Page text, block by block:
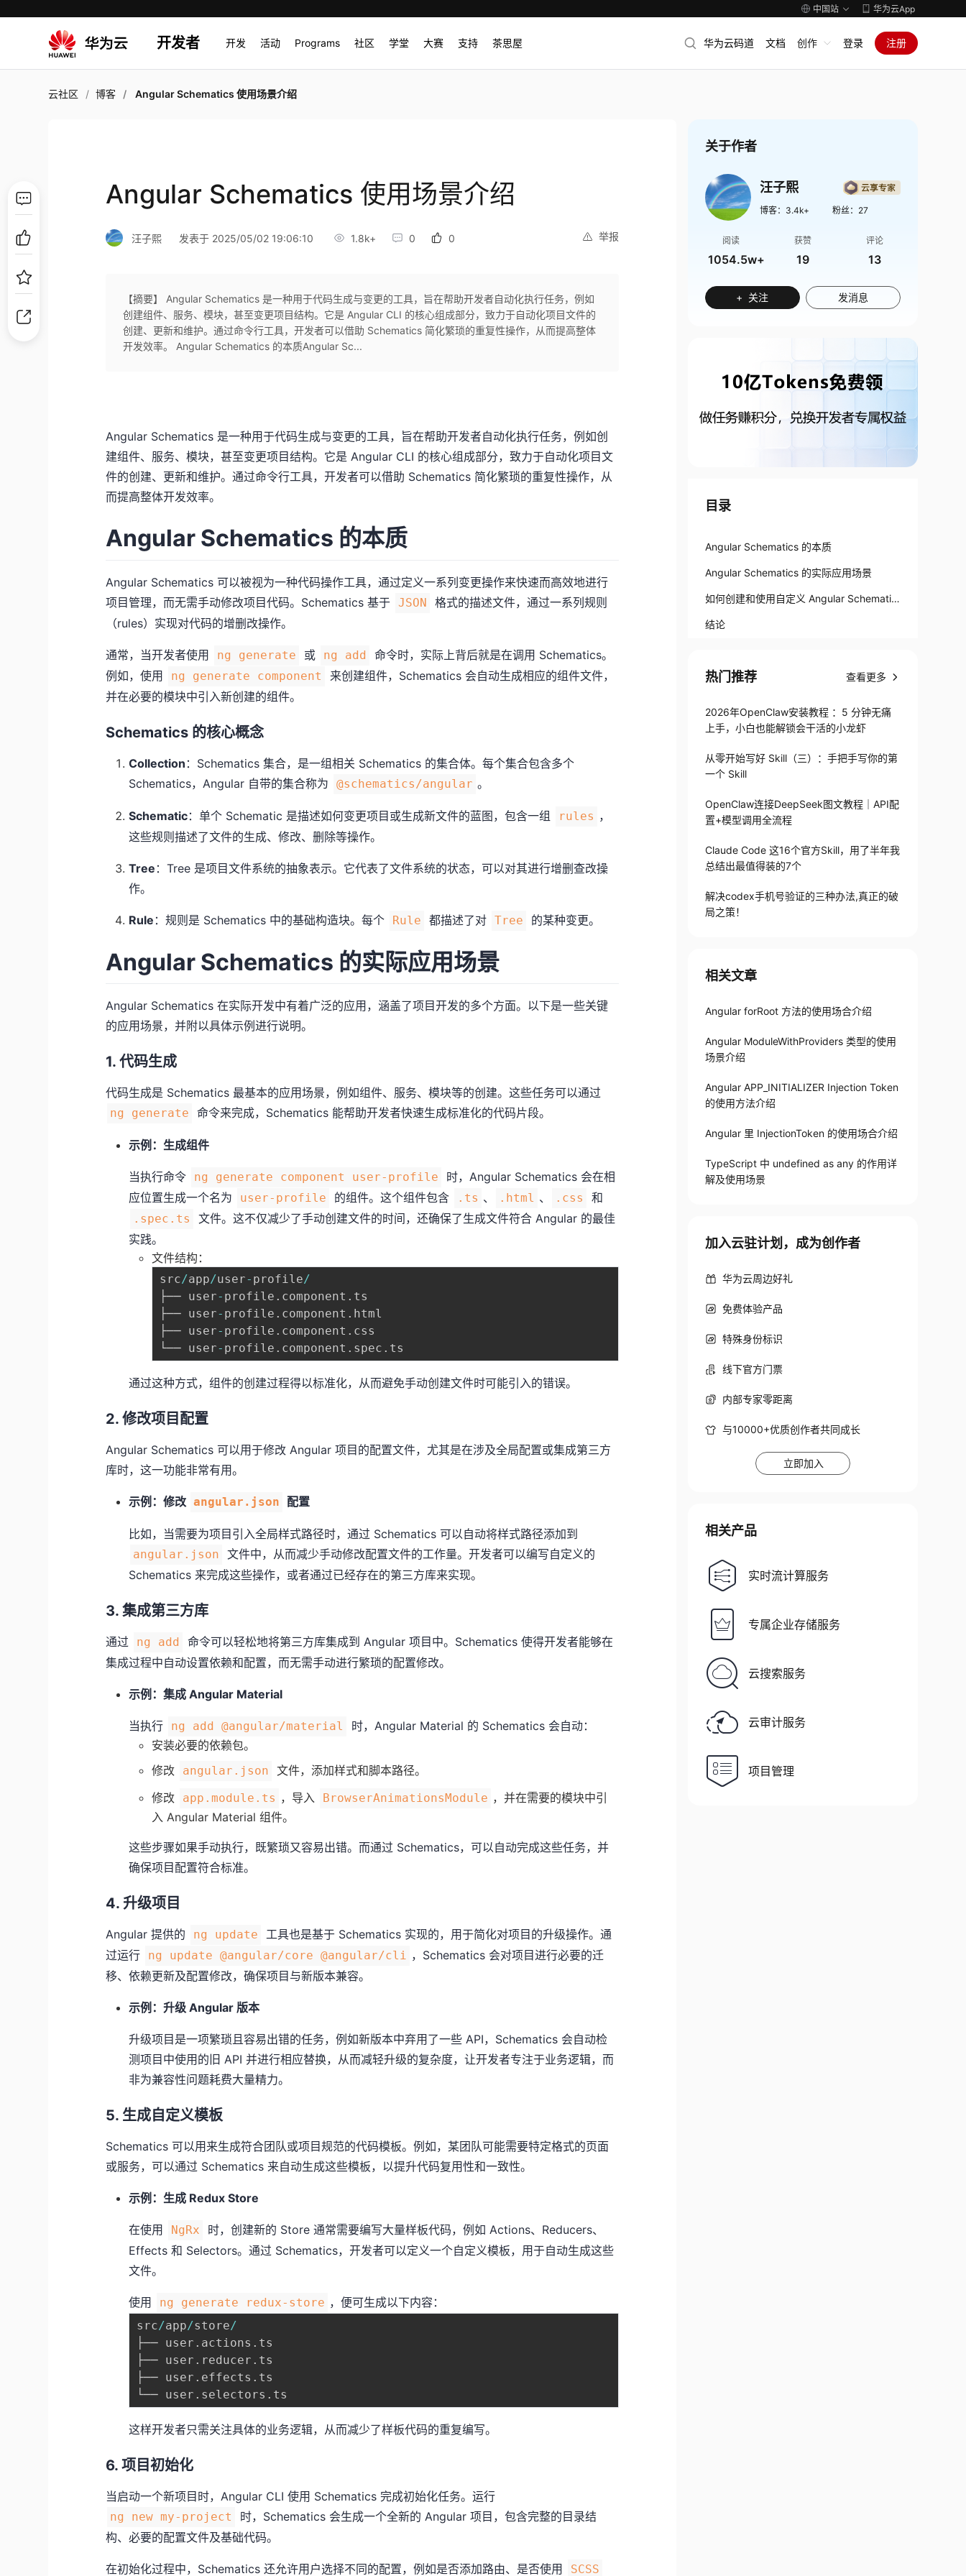
中国站 华为云App
开发者 开发 活动 Programs 社区 学堂 大赛 支持 茶思屋 华为云码道 文档 创作 登录 注册
云社区 博客 Angular Schematics 使用场景介绍
Angular Schematics 使用场景介绍
举报
汪子熙 发表于 2025/05/02 19:06:10 1.8k+ 0 0
【摘要】 Angular Schematics 是一种用于代码生成与变更的工具，旨在帮助开发者自动化执行任务，例如
创建组件、服务、模块，甚至变更项目结构。它是 Angular CLI 的核心组成部分，致力于自动化项目文件的
创建、更新和维护。通过命令行工具，开发者可以借助 Schematics 简化繁琐的重复性操作，从而提高整体
开发效率。 Angular Schematics 的本质Angular Sc...
Angular Schematics 是一种用于代码生成与变更的工具，旨在帮助开发者自动化执行任务，例如创
建组件、服务、模块，甚至变更项目结构。它是 Angular CLI 的核心组成部分，致力于自动化项目文
件的创建、更新和维护。通过命令行工具，开发者可以借助 Schematics 简化繁琐的重复性操作，从
而提高整体开发效率。
Angular Schematics 的本质
Angular Schematics 可以被视为一种代码操作工具，通过定义一系列变更操作来快速而高效地进行
项目管理，而无需手动修改项目代码。Schematics 基于 JSON
格式的描述文件，通过一系列规则
（rules）实现对代码的增删改操作。
通常，当开发者使用 ng generate 或 ng add
命令时，实际上背后就是在调用 Schematics。
例如，使用
ng generate component
来创建组件，Schematics 会自动生成相应的组件文件，
并在必要的模块中引入新创建的组件。
Schematics 的核心概念
Collection ：Schematics 集合，是一组相关 Schematics 的集合体。每个集合包含多个
Schematics，Angular 自带的集合称为
@schematics/angular 。
Schematic：单个 Schematic 是描述如何变更项目或生成新文件的蓝图，包含一组 rules ，
这些规则描述了文件的生成、修改、删除等操作。
Tree ：Tree 是项目文件系统的抽象表示。它代表了文件系统的状态，可以对其进行增删查改操
作。
Rule ：规则是 Schematics 中的基础构造块。每个 Rule 都描述了对 Tree 的某种变更。
Angular Schematics 的实际应用场景
Angular Schematics 在实际开发中有着广泛的应用，涵盖了项目开发的多个方面。以下是一些关键
的应用场景，并附以具体示例进行说明。
1. 代码生成
代码生成是 Schematics 最基本的应用场景，例如组件、服务、模块等的创建。这些任务可以通过
ng generate 命令来完成，Schematics 能帮助开发者快速生成标准化的代码片段。
示例：生成组件
当执行命令 ng generate component user-profile
时，Angular Schematics 会在相
应位置生成一个名为
user-profile 的组件。这个组件包含 .ts 、 .html 、 .css 和
.spec.ts
文件。这不仅减少了手动创建文件的时间，还确保了生成文件符合 Angular 的最佳
实践。
文件结构：
src/app/user- profile/
├── user- profile . component . ts
├── user- profile . component . html
├── user- profile . component . css
└── user- profile . component . spec .
通过这种方式，组件的创建过程得以标准化，从而避免手动创建文件时可能引入的错误。
2. 修改项目配置
Angular Schematics 可以用于修改 Angular 项目的配置文件，尤其是在涉及全局配置或集成第三方
库时，这一功能非常有用。
示例：修改 angular.json 配置
比如，当需要为项目引入全局样式路径时，通过 Schematics 可以自动将样式路径添加到
angular.json
文件中，从而减少手动修改配置文件的工作量。开发者可以编写自定义的
Schematics 来完成这些操作，或者通过已经存在的第三方库来实现。
3. 集成第三方库
通过 ng add
命令可以轻松地将第三方库集成到 Angular 项目中。Schematics 使得开发者能够在
集成过程中自动设置依赖和配置，而无需手动进行繁琐的配置修改。
示例：集成 Angular Material
当执行 ng add @angular/material
时，Angular Material 的 Schematics 会自动：
安装必要的依赖包。
修改
angular.json
文件，添加样式和脚本路径。
修改
app.module.ts ，导入 BrowserAnimationsModule ，并在需要的模块中引
入 Angular Material 组件。
这些步骤如果手动执行，既繁琐又容易出错。而通过 Schematics，可以自动完成这些任务，并
确保项目配置符合标准。
4. 升级项目
Angular 提供的 ng update
工具也是基于 Schematics 实现的，用于简化对项目的升级操作。通
过运行
ng update @angular/core @angular/cli ，Schematics 会对项目进行必要的迁
移、依赖更新及配置修改，确保项目与新版本兼容。
示例：升级 Angular 版本
升级项目是一项繁琐且容易出错的任务，例如新版本中弃用了一些 API，Schematics 会自动检
测项目中使用的旧 API 并进行相应替换，从而减轻升级的复杂度，让开发者专注于业务逻辑，而
非为兼容性问题耗费大量精力。
5. 生成自定义模板
Schematics 可以用来生成符合团队或项目规范的代码模板。例如，某团队可能需要特定格式的页面
或服务，可以通过 Schematics 来自动生成这些模板，以提升代码复用性和一致性。
示例：生成 Redux Store
在使用 NgRx
时，创建新的 Store 通常需要编写大量样板代码，例如 Actions、Reducers、
Effects 和 Selectors。通过 Schematics，开发者可以定义一个自定义模板，用于自动生成这些
文件。
使用 ng generate redux-store ，便可生成以下内容：
src/app/store/
├── user . actions . ts
├── user . reducer . ts
├── user . effects . ts
└── user . selectors .
这样开发者只需关注具体的业务逻辑，从而减少了样板代码的重复编写。
6. 项目初始化
当启动一个新项目时，Angular CLI 使用 Schematics 完成初始化任务。运行
ng new my-project
时，Schematics 会生成一个全新的 Angular 项目，包含完整的目录结
构、必要的配置文件及基础代码。
在初始化过程中，Schematics 还允许用户选择不同的配置，例如是否添加路由、是否使用 SCSS
关于作者
汪子熙
博客： 3.4k+ 粉丝： 27
阅读
1054.5w+
获赞
19
评论
13
+ 关注 发消息
目录
Angular Schematics 的本质
Angular Schematics 的实际应用场景
如何创建和使用自定义 Angular Schematic
s
结论
热门推荐 查看更多
2026年OpenClaw安装教程 ：5 分钟无痛
上手，小白也能解锁会干活的小龙虾
从零开始写好 Skill（三）：手把手写你的第
一个 Skill
OpenClaw连接DeepSeek图文教程｜API配
置+模型调用全流程
Claude Code 这16个官方Skill，用了半年我
总结出最值得装的7个
解决codex手机号验证的三种办法,真正的破
局之策！
相关文章
Angular forRoot 方法的使用场合介绍
Angular ModuleWithProviders 类型的使用
场景介绍
Angular APP_INITIALIZER Injection Token
的使用方法介绍
Angular 里 InjectionToken 的使用场合介绍
TypeScript 中 undefined as any 的作用详
解及使用场景
加入云驻计划，成为创作者
华为云周边好礼
免费体验产品
特殊身份标识
线下官方门票
内部专家零距离
与10000+优质创作者共同成长
立即加入
相关产品
实时流计算服务
专属企业存储服务
云搜索服务
云审计服务
项目管理